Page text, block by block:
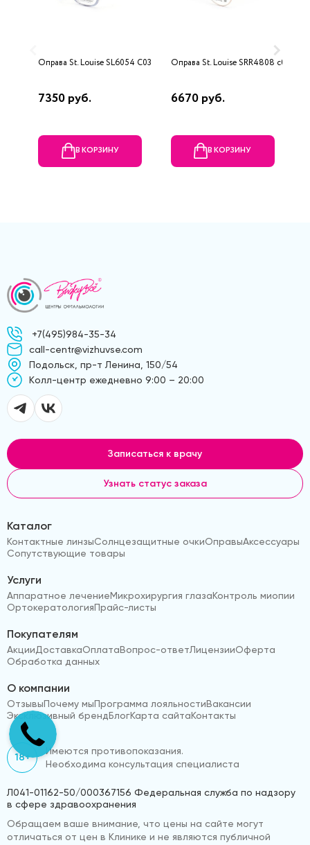
Оправа St. Louise SL6054 C03
7350 руб.
В КОРЗИНУ
Оправа St. Louise SRR4808 c02
6670 руб.
В КОРЗИНУ
+7(495)984-35-34
call-centr@vizhuvse.com
Подольск, пр-т Ленина, 150/54
Kолл-центр ежедневно 9:00 – 20:00
Записаться к врачу
Узнать статус заказа
Каталог
Контактные линзыСолнцезащитные очкиОправыАксессуары
Сопутствующие товары
Услуги
Аппаратное лечениеМикрохирургия глазаКонтроль миопии
ОртокератологияПрайс-листы
Покупателям
АкцииДоставкаОплатаВопрос-ответЛицензииОферта
Обработка данных
О компании
ОтзывыПочему мыПрограмма лояльностиВакансии
Эксклюзивный брендБлогКарта сайтаКонтакты
18+
Имеются противопоказания.
Необходима консультация специалиста
Л041-01162-50/000367156 Федеральная служба по надзору
в сфере здравоохранения
Обращаем ваше внимание, что цены на сайте могут
отличаться от цен в Клинике и не являются публичной